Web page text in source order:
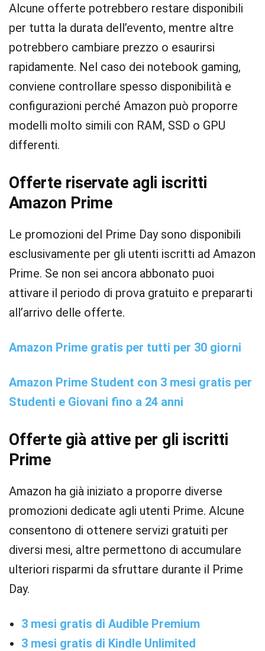
Alcune offerte potrebbero restare disponibili
per tutta la durata dell’evento, mentre altre
potrebbero cambiare prezzo o esaurirsi
rapidamente. Nel caso dei notebook gaming,
conviene controllare spesso disponibilità e
configurazioni perché Amazon può proporre
modelli molto simili con RAM, SSD o GPU
differenti.
Offerte riservate agli iscritti
Amazon Prime
Le promozioni del Prime Day sono disponibili
esclusivamente per gli utenti iscritti ad Amazon
Prime. Se non sei ancora abbonato puoi
attivare il periodo di prova gratuito e prepararti
all’arrivo delle offerte.
Amazon Prime gratis per tutti per 30 giorni
Amazon Prime Student con 3 mesi gratis per
Studenti e Giovani fino a 24 anni
Offerte già attive per gli iscritti
Prime
Amazon ha già iniziato a proporre diverse
promozioni dedicate agli utenti Prime. Alcune
consentono di ottenere servizi gratuiti per
diversi mesi, altre permettono di accumulare
ulteriori risparmi da sfruttare durante il Prime
Day.
3 mesi gratis di Audible Premium
3 mesi gratis di Kindle Unlimited